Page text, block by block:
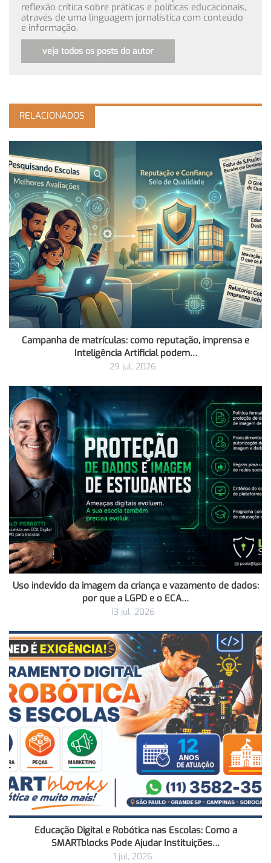
reflexão crítica sobre práticas e políticas educacionais,
através de uma linguagem jornalística com conteúdo
e informação.
veja todos os posts do autor
RELACIONADOS
Campanha de matrículas: como reputação, imprensa e
Inteligência Artificial podem…
29 jul, 2026
Uso indevido da imagem da criança e vazamento de dados:
por que a LGPD e o ECA…
13 jul, 2026
Educação Digital e Robótica nas Escolas: Como a
SMARTblocks Pode Ajudar Instituições…
1 jul, 2026